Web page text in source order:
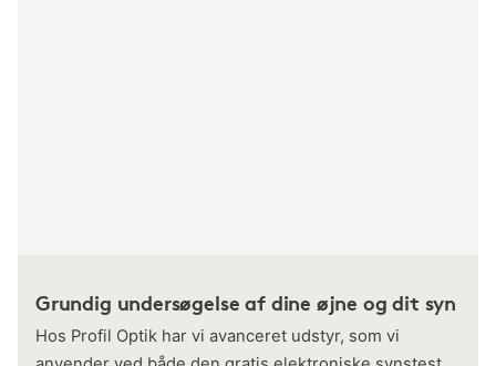
Grundig undersøgelse af dine øjne og dit syn
Hos Profil Optik har vi avanceret udstyr, som vi